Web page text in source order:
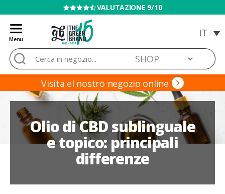
VENDITA VIETATA AI MINORI
Menu
Blog
de
Grow
Barato
Cerca:
Visita el nostro negozio online
Olio di CBD sublinguale
e topico: principali
differenze